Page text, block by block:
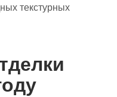
текстурных